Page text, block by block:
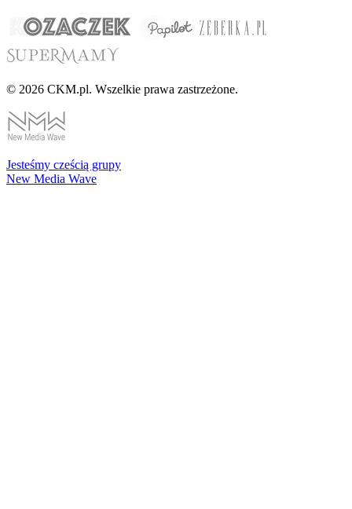
© 2026 CKM.pl. Wszelkie prawa zastrzeżone.
Jesteśmy cześcią grupy
New Media Wave